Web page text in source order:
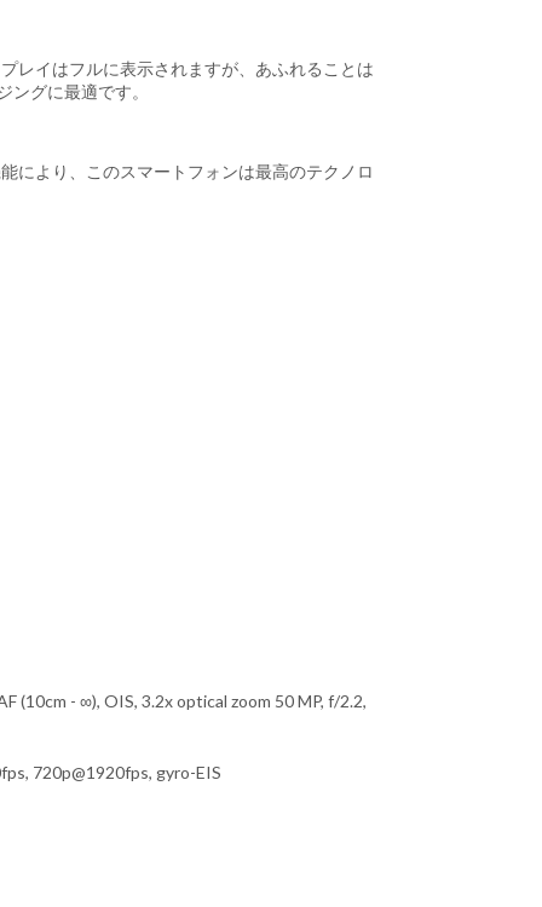
レイはフルに表示されますが、あふれることは
グに最適です。
により、このスマートフォンは最高のテクノロ
(10cm - ∞), OIS, 3.2x optical zoom 50 MP, f/2.2,
720p@1920fps, gyro-EIS